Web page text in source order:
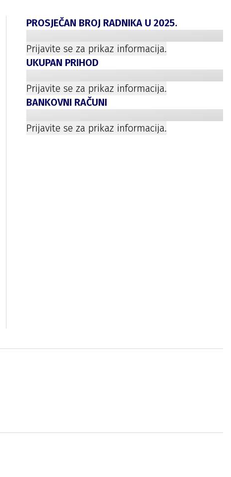
PROSJEČAN BROJ RADNIKA U 2025.
Prijavite se za prikaz informacija.
UKUPAN PRIHOD
Prijavite se za prikaz informacija.
BANKOVNI RAČUNI
Prijavite se za prikaz informacija.